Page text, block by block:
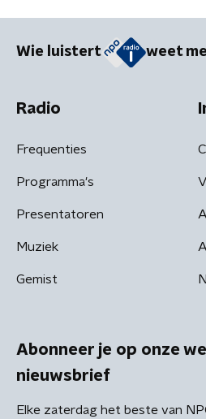
Wie luistert weet
Radio
Frequenties
Programma's
Presentatoren
Muziek
Gemist
Abonneer je op onze
nieuwsbrief
Elke zaterdag het beste van